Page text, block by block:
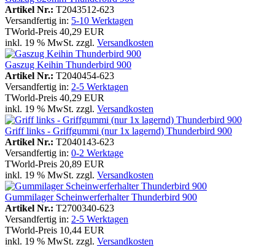
Artikel Nr.: T2043512-623
Versandfertig in: 5-10 Werktagen
TWorld-Preis 40,29 EUR
inkl. 19 % MwSt. zzgl. Versandkosten
Gaszug Keihin Thunderbird 900
Artikel Nr.: T2040454-623
Versandfertig in: 2-5 Werktagen
TWorld-Preis 40,29 EUR
inkl. 19 % MwSt. zzgl. Versandkosten
Griff links - Griffgummi (nur 1x lagernd) Thunderbird 900
Artikel Nr.: T2040143-623
Versandfertig in: 0-2 Werktage
TWorld-Preis 20,89 EUR
inkl. 19 % MwSt. zzgl. Versandkosten
Gummilager Scheinwerferhalter Thunderbird 900
Artikel Nr.: T2700340-623
Versandfertig in: 2-5 Werktagen
TWorld-Preis 10,44 EUR
inkl. 19 % MwSt. zzgl. Versandkosten